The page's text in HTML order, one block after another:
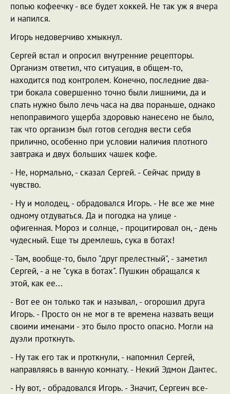
попью кофеечку - все будет хоккей. Не так уж я вчера
и напился.
Игорь недоверчиво хмыкнул.
Сергей встал и опросил внутренние рецепторы.
Организм ответил, что ситуация, в общем-то,
находится под контролем. Конечно, последние два-
три бокала совершенно точно были лишними, да и
спать нужно было лечь часа на два пораньше, однако
непоправимого ущерба здоровью нанесено не было,
так что организм был готов сегодня вести себя
прилично, особенно при условии наличия плотного
завтрака и двух больших чашек кофе.
- Не, нормально, - сказал Сергей. - Сейчас приду в
чувство.
- Ну и молодец, - обрадовался Игорь. - Не все же мне
одному отдуваться. Да и погодка на улице -
офигенная. Мороз и солнце, - процитировал он, - день
чудесный. Еще ты дремлешь, сука в ботах!
- Там, вообще-то, было "друг прелестный", - заметил
Сергей, - а не "сука в ботах". Пушкин обращался к
этой, как ее...
- Вот ее он только так и называл, - огорошил друга
Игорь. - Просто он не мог в те времена назвать вещи
своими именами - это было просто опасно. Могли на
дуэли проткнуть.
- Ну так его так и проткнули, - напомнил Сергей,
направляясь в ванную комнату. - Некий Эдмон Дантес.
- Ну вот, - обрадовался Игорь. - Значит, Сергеич все-